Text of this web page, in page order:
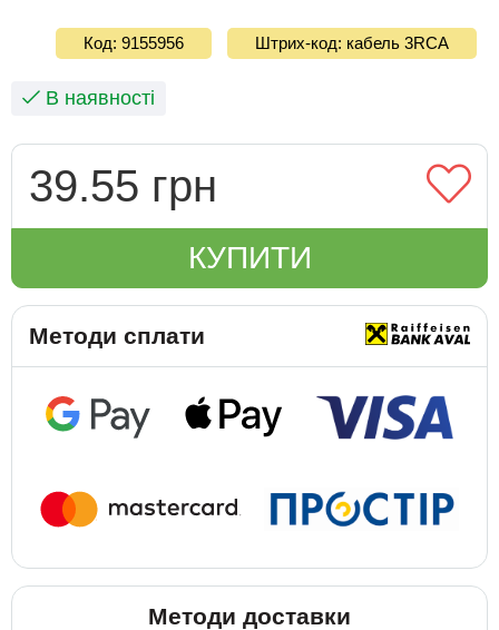
Код: 9155956 Штрих-код: кабель 3RCA
В наявності
39.55 грн
КУПИТИ
Методи сплати
Методи доставки